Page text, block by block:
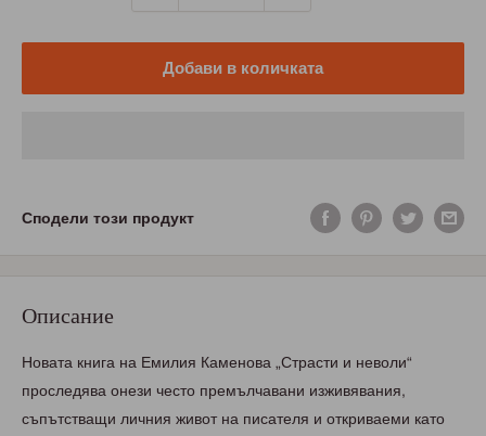
Добави в количката
Сподели този продукт
Описание
Новата книга на Емилия Каменова „Страсти и неволи“
проследява онези често премълчавани изживявания,
съпътстващи личния живот на писателя и откриваеми като